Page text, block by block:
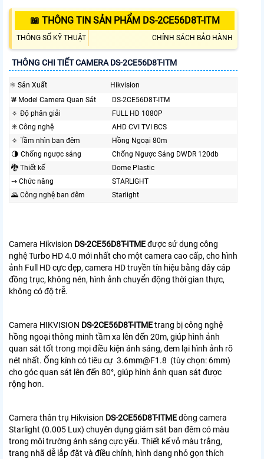
📖 THÔNG TIN SẢN PHẨM DS-2CE56D8T-ITM
THÔNG SỐ KỸ THUẬT CHÍNH SÁCH BẢO HÀNH
THÔNG CHI TIẾT CAMERA DS-2CE56D8T-ITM
⚛️ Sản Xuất
Hikvision
₩ Model Camera Quan Sát
DS-2CE56D8T-ITM
🔅 Độ phân giải
FULL HD 1080P
✳️ Công nghệ
AHD CVI TVI BCS
🔅 Tầm nhìn ban đêm
Hồng Ngoại 80m
🌗 Chống ngược sáng
Chống Ngược Sáng DWDR 120db
🐉️ Thiết kế
Dome Plastic
⇝ Chức năng
STARLIGHT
🌄 Công nghệ ban đêm
Starlight
Camera Hikvision DS-2CE56D8T-ITMEđược sử dụng công
nghệ Turbo HD 4.0 mới nhất cho một camera cao cấp, cho hình
ảnh Full HD cực đẹp, camera HD truyền tín hiệu bằng dây cáp
đồng trục, không nén, hình ảnh chuyển động thời gian thực,
không có độ trễ.
Camera HIKVISION DS-2CE56D8T-ITMEtrang bị công nghệ
hồng ngoại thông minh tầm xa lên đến 20m, giúp hình ảnh
quan sát tốt trong mọi điều kiện ánh sáng, đem lại hình ảnh rõ
nét nhất. Ống kính có tiêu cự 3.6mm@F1.8 (tùy chọn: 6mm)
cho góc quan sát lên đến 80°, giúp hình ảnh quan sát được
rộng hơn.
Camera thân trụ Hikvision DS-2CE56D8T-ITMEdòng camera
Starlight (0.005 Lux) chuyên dụng giám sát ban đêm có màu
trong môi trường ánh sáng cực yếu. Thiết kế vỏ màu trắng,
trang nhã dễ lắp đặt và điều chỉnh, hình dạng nhỏ gọn thích